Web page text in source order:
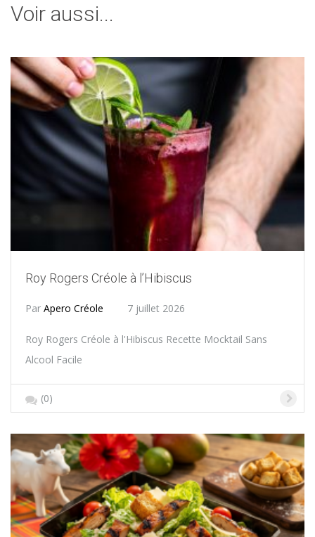
Voir aussi...
Roy Rogers Créole à l’Hibiscus
Par Apero Créole 7 juillet 2026
Roy Rogers Créole à l'Hibiscus Recette Mocktail Sans
Alcool Facile
(0)